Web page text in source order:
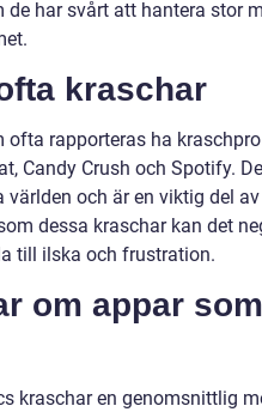
har svårt att hantera stor
kraschar
ofta rapporteras ha
Candy Crush och Spotify.
och är en viktig del av
dessa kraschar kan det
till ilska och frustration.
om appar som
kraschar en genomsnittlig